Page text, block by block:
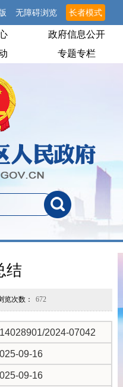
无障碍浏览 长者模式
政府信息公开
专题专栏
结
览次数： 672
2024-07042
09-16
09-16